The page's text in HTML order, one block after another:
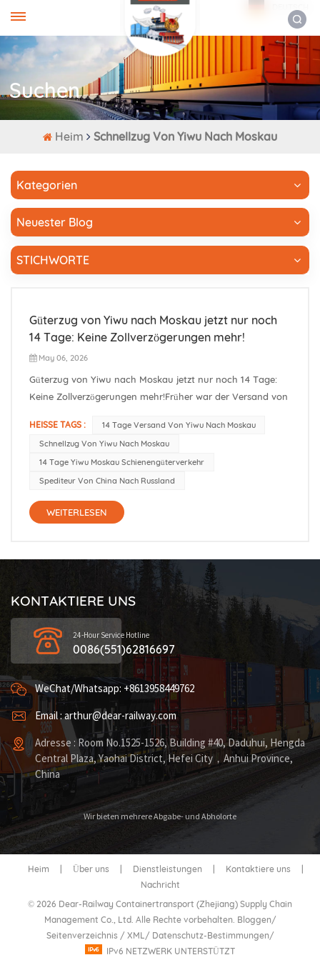
Suchen
Heim Schnellzug Von Yiwu Nach Moskau
Kategorien
Neuester Blog
STICHWORTE
Güterzug von Yiwu nach Moskau jetzt nur noch
14 Tage: Keine Zollverzögerungen mehr!
May 06, 2026
Güterzug von Yiwu nach Moskau jetzt nur noch 14 Tage:
Keine Zollverzögerungen mehr!Früher war der Versand von
Expresszug mit zwei Knotenpunkten macht es nun möglich.
Für Spediteure, die China-Russland-Transporte
durchführen, verkürzt sich die gesamte...
HEISSE TAGS :
14 Tage Versand Von Yiwu Nach Moskau
Schnellzug Von Yiwu Nach Moskau
14 Tage Yiwu Moskau Schienengüterverkehr
Spediteur Von China Nach Russland
WEITERLESEN
KONTAKTIERE UNS
24-Hour Service Hotline
0086(551)62816697
WeChat/Whatsapp: +8613958449762
Email : arthur@dear-railway.com
Adresse : Room No.1525-1526, Building #40, Daduhui, Hengda
Central Plaza, Yaohai District, Hefei City，Anhui Province,
China
Wir bieten mehrere Abgabe- und Abholorte
Heim Über uns Dienstleistungen Kontaktiere uns
Nachricht
© 2026 Dear-Railway Containertransport (Zhejiang) Supply Chain
Management Co., Ltd. Alle Rechte vorbehalten. Bloggen/
Seitenverzeichnis / XML/ Datenschutz-Bestimmungen/
IPv6 NETZWERK UNTERSTÜTZT